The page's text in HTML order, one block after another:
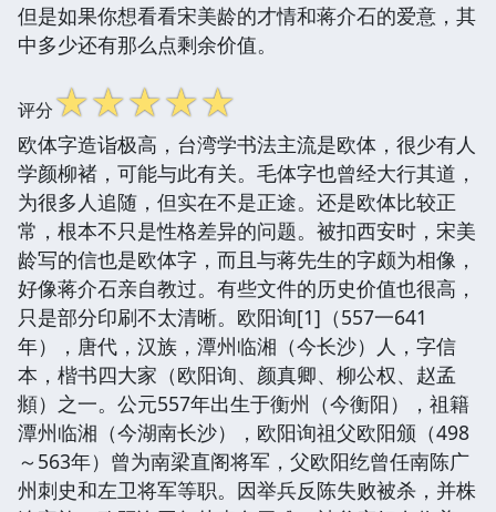
但是如果你想看看宋美龄的才情和蒋介石的爱意，其
中多少还有那么点剩余价值。
评分☆☆☆☆☆
欧体字造诣极高，台湾学书法主流是欧体，很少有人
学颜柳褚，可能与此有关。毛体字也曾经大行其道，
为很多人追随，但实在不是正途。还是欧体比较正
常，根本不只是性格差异的问题。被扣西安时，宋美
龄写的信也是欧体字，而且与蒋先生的字颇为相像，
好像蒋介石亲自教过。有些文件的历史价值也很高，
只是部分印刷不太清晰。欧阳询[1]（557一641
年），唐代，汉族，潭州临湘（今长沙）人，字信
本，楷书四大家（欧阳询、颜真卿、柳公权、赵孟
頫）之一。公元557年出生于衡州（今衡阳），祖籍
潭州临湘（今湖南长沙），欧阳询祖父欧阳颁（498
～563年）曾为南梁直阁将军，父欧阳纥曾任南陈广
州刺史和左卫将军等职。因举兵反陈失败被杀，并株